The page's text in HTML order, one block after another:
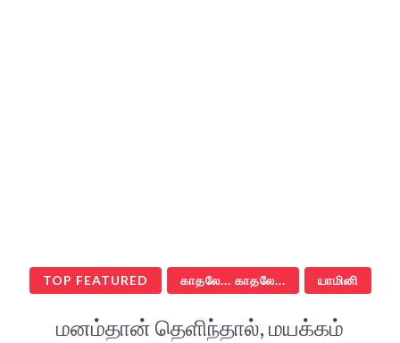
TOP FEATURED காதலே... காதலே... யாமினி
மனம்தான் தெளிந்தால், மயக்கம்